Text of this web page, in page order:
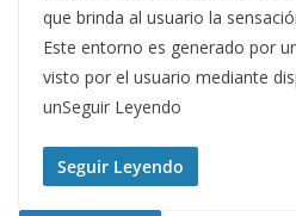
que brinda al usuario la
Este entorno es generado por
visto por el usuario mediante
unSeguir Leyendo
Seguir Leyendo